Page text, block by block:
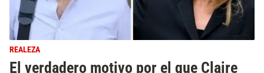
REALEZA
El verdadero motivo por el que Claire